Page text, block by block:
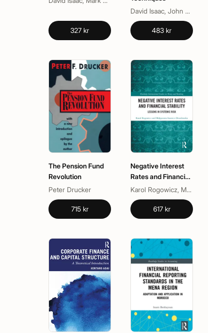
327 kr
David Isaac, John O'Leary
483 kr
The Pension Fund
Revolution
Peter Drucker
715 kr
Negative Interest
Rates and Financial
Stability
Karol Rogowicz, Małgorzata Iwanicz-Drozdowska
617 kr